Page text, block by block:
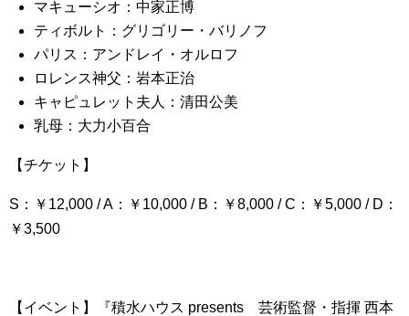
マキューシオ：中家正博
ティボルト：グリゴリー・バリノフ
パリス：アンドレイ・オルロフ
ロレンス神父：岩本正治
キャピュレット夫人：清田公美
乳母：大力小百合
【チケット】
S：￥12,000 / A：￥10,000 / B：￥8,000 / C：￥5,000 / D：
￥3,500
【イベント】『積水ハウス presents 芸術監督・指揮 西本